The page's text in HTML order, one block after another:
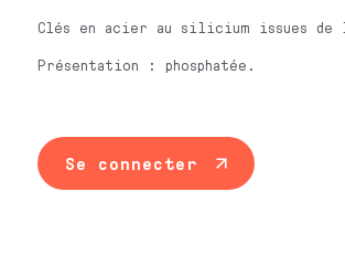
Clés en acier au silicium issues de
Présentation : phosphatée.
Se connecter